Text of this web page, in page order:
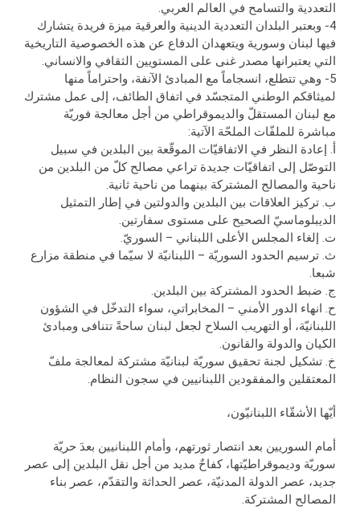
التعددية والتسامح في العالم العربي.
4- وبعتبر البلدان التعددية الدينية والعرقية ميزة فريدة يتشارك
فيها لبنان وسورية ويتعهدان الدفاع عن هذه الخصوصية التاريخية
التي يعتبرانها مصدر غنى على المستويين الثقافي والانساني.
5- وهي تتطلع، انسجاماً مع المبادئ الآنفة، واحتراماً منها
لميثاقكم الوطني المتجسّد في اتفاق الطائف، إلى عمل مشترك
مع لبنان المستقلّ والديموقراطي من أجل معالجة فوريّة
مباشرة للملفّات الملحّة الآتية:
أ‌. إعادة النظر في الاتفاقيّات الموقّعة بين البلدين في سبيل
التوصّل إلى اتفاقيّات جديدة تراعي مصالح كلّ من البلدين من
ناحية والمصالح المشتركة بينهما من ناحية ثانية.
ب‌. تركيز العلاقات بين البلدين والدولتين في إطار التمثيل
الديبلوماسيّ الصحيح على مستوى سفارتين.
ت‌. إلغاء المجلس الأعلى اللبناني – السوريّ.
ث‌. ترسيم الحدود السوريّة – اللبنانيّة لا سيّما في منطقة مزارع
شبعا.
ج‌. ضبط الحدود المشتركة بين البلدين.
ح‌. انهاء الدور الأمني – المخابراتي، سواء التدخّل في الشؤون
اللبنانيّة، أو التهريب السلاح لجعل لبنان ساحةً تتنافى ومبادئ
الكيان والدولة والقانون.
خ‌. تشكيل لجنة تحقيق سوريّة لبنانيّة مشتركة لمعالجة ملفّ
المعتقلين والمفقودين اللبنانيين في سجون النظام.
أيّها الأشقّاء اللبنانيّون،
أمام السوريين بعد انتصار ثورتهم، وأمام اللبنانيين بعدَ حريّة
سوريّة وديموقراطيّتها، كفاحٌ مديد من أجل نقل البلدين إلى عصر
جديد، عصر الدولة المدنيّة، عصر الحداثة والتقدّم، عصر بناء
المصالح المشتركة.